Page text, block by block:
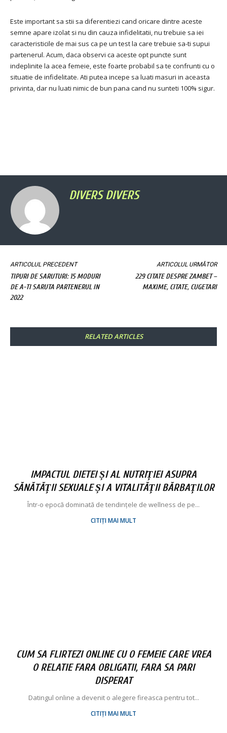
Este important sa stii sa diferentiezi cand oricare dintre aceste
semne apare izolat si nu din cauza infidelitatii, nu trebuie sa iei
caracteristicile de mai sus ca pe un test la care trebuie sa-ti supui
partenerul. Acum, daca observi ca aceste opt puncte sunt
indeplinite la acea femeie, este foarte probabil sa te confrunti cu o
situatie de infidelitate. Ati putea incepe sa luati masuri in aceasta
privinta, dar nu luati nimic de bun pana cand nu sunteti 100% sigur.
DIVERS DIVERS
ARTICOLUL PRECEDENT
TIPURI DE SARUTURI: 15 MODURI
DE A-TI SARUTA PARTENERUL IN
2022
ARTICOLUL URMĂTOR
229 CITATE DESPRE ZAMBET –
MAXIME, CITATE, CUGETARI
RELATED ARTICLES
IMPACTUL DIETEI ȘI AL NUTRIȚIEI ASUPRA
SĂNĂTĂȚII SEXUALE ȘI A VITALITĂȚII BĂRBAȚILOR
Într-o epocă dominată de tendințele de wellness de pe...
CITIȚI MAI MULT
CUM SA FLIRTEZI ONLINE CU O FEMEIE CARE VREA
O RELATIE FARA OBLIGATII, FARA SA PARI
DISPERAT
Datingul online a devenit o alegere fireasca pentru tot...
CITIȚI MAI MULT